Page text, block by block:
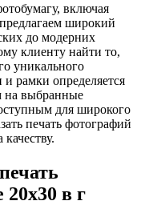
включая
широкий
до модерних
клиенту найти то,
уникального
рамки определяется
на выбранные
для широкого
печать фотографий
в г